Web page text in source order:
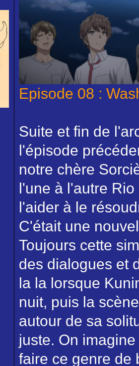
Episode 08 :
Suite et fin de
l'épisode
notre chère
l'une à l'autre
l'aider à le
C'était une
Toujours cette
des dialogues et
la la lorsque
nuit, puis la
autour de sa
juste. On
faire ce genre de